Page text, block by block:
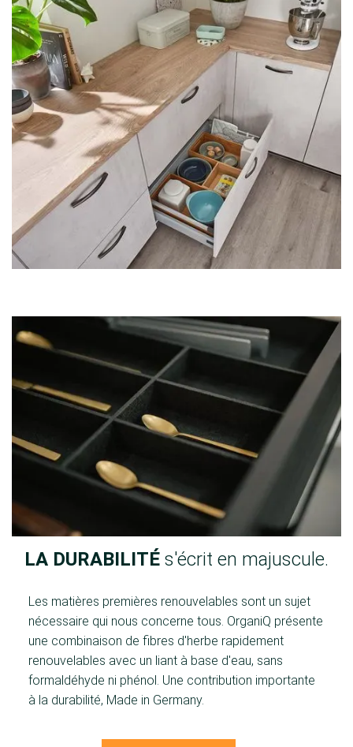
LA DURABILITÉ s'écrit en majuscule.
Les matières premières renouvelables sont un sujet
nécessaire qui nous concerne tous. OrganiQ présente
une combinaison de fibres d'herbe rapidement
renouvelables avec un liant à base d'eau, sans
formaldéhyde ni phénol. Une contribution importante
à la durabilité, Made in Germany.